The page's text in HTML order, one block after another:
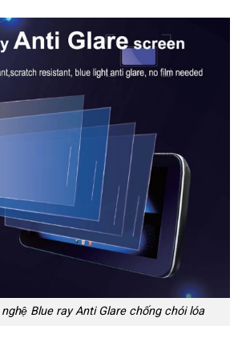
Blue ray Anti Glare chống chói lóa